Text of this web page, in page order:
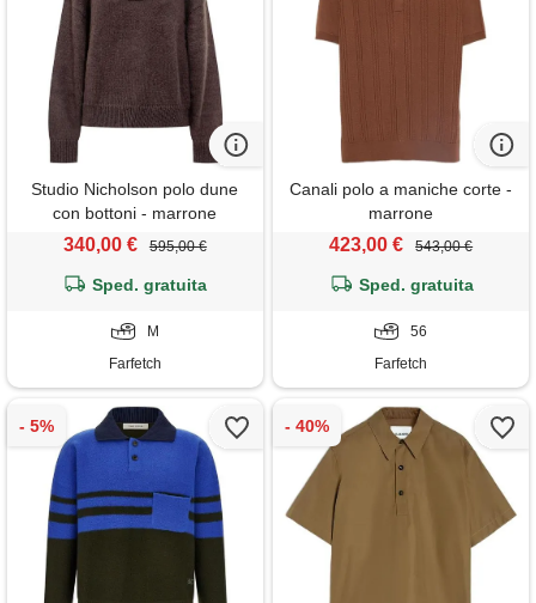
Studio Nicholson polo dune
con bottoni - marrone
340,00 € 595,00 €
Sped. gratuita
M
Farfetch
Canali polo a maniche corte -
marrone
423,00 € 543,00 €
Sped. gratuita
56
Farfetch